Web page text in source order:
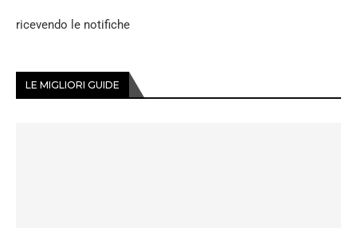
ricevendo le notifiche
LE MIGLIORI GUIDE